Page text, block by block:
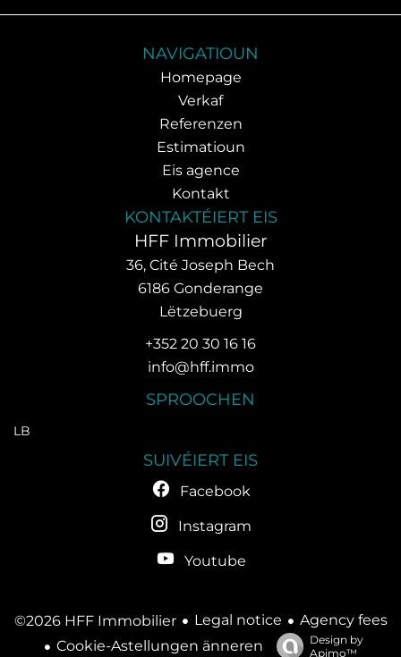
NAVIGATIOUN
Homepage
Verkaf
Referenzen
Estimatioun
Eis agence
Kontakt
KONTAKTÉIERT EIS
HFF Immobilier
36, Cité Joseph Bech
6186 Gonderange
Lëtzebuerg
+352 20 30 16 16
info@hff.immo
SPROOCHEN
LB
SUIVÉIERT EIS
Facebook
Instagram
Youtube
©2026 HFF Immobilier Legal notice
Agency fees
Cookie-Astellungen änneren
Design by
Apimo™